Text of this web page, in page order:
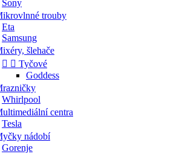
Sony
trouby
Eta
Samsung
šlehače
  Tyčové
Goddess
Whirlpool
centra
Tesla
nádobí
Gorenje